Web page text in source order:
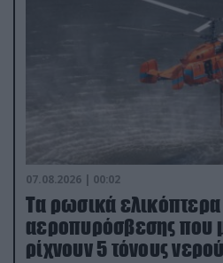
07.08.2026 | 00:02
Τα ρωσικά ελικόπτερα
αεροπυρόσβεσης που
ρίχνουν 5 τόνους